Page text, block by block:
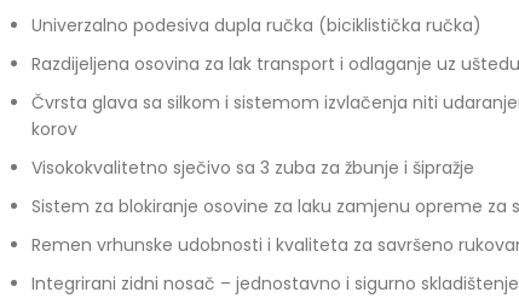
Univerzalno podesiva dupla ručka (biciklistička ručka)
Razdijeljena osovina za lak transport i odlaganje uz
Čvrsta glava sa silkom i sistemom izvlačenja niti
korov
Visokokvalitetno sječivo sa 3 zuba za žbunje i šipražje
Sistem za blokiranje osovine za laku zamjenu opreme za
Remen vrhunske udobnosti i kvaliteta za savršeno
Integrirani zidni nosač – jednostavno i sigurno skladištenje